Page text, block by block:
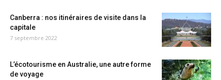
Canberra : nos itinéraires de visite dans la
capitale
7 septembre 2022
L’écotourisme en Australie, une autre forme
de voyage